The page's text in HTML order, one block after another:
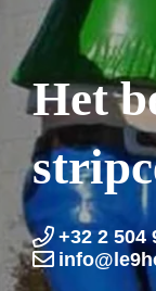
Het
+32 2 504